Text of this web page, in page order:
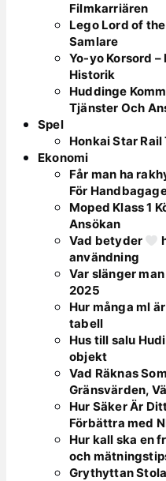
Filmkarriären
Lego Lord of
Samlare
Yo-yo Korsord
Historik
Huddinge
Tjänster Och
Spel
Honkai Star Rail
Ekonomi
Får man ha
För
Moped Klass 1
Ansökan
Vad betyder
användning
Var slänger
2025
Hur många ml
tabell
Hus till salu
objekt
Vad Räknas
Gränsvärden,
Hur Säker Är
Förbättra med
Hur kall ska en
och
Grythyttan